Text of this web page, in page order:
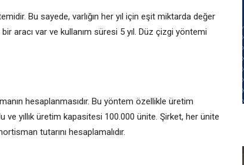
Bu sayede, varlığın her yıl için eşit miktarda değer
aracı var ve kullanım süresi 5 yıl. Düz çizgi yöntemi
hesaplanmasıdır. Bu yöntem özellikle üretim
ve yıllık üretim kapasitesi 100.000 ünite. Şirket, her ünite
tutarını hesaplamalıdır.